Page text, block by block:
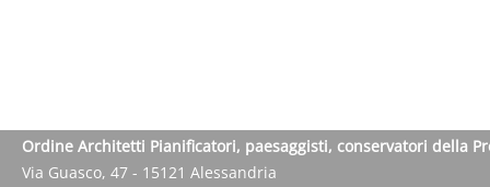
Ordine Architetti Pianificatori, paesaggisti, conservatori della
Via Guasco, 47 - 15121 Alessandria